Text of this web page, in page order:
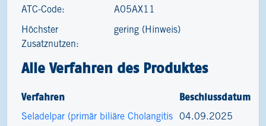
ATC-Code: A05AX11
Höchster
Zusatznutzen:
gering (Hinweis)
Alle Verfahren des Produktes
Verfahren Beschlussdatum
Seladelpar (primär biliäre Cholangitis
04.09.2025